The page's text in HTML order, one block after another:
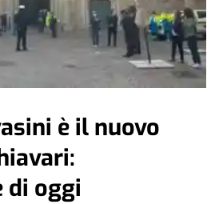
è il nuovo
di oggi